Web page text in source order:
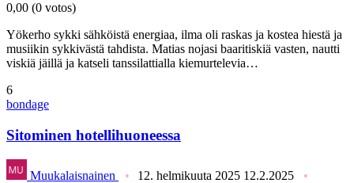
0,00 (0 votos)
Yökerho sykki sähköistä energiaa, ilma oli raskas ja kostea hiestä ja
musiikin sykkivästä tahdista. Matias nojasi baaritiskiä vasten, nautti
viskiä jäillä ja katseli tanssilattialla kiemurtelevia…
6
bondage
Sitominen hotellihuoneessa
Muukalaisnainen 12. helmikuuta 2025 12.2.2025